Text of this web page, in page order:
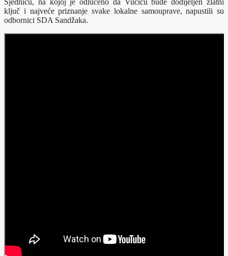
ključ i najveće priznanje svake lokalne samouprave, napustili su
odbornici SDA Sandžaka.